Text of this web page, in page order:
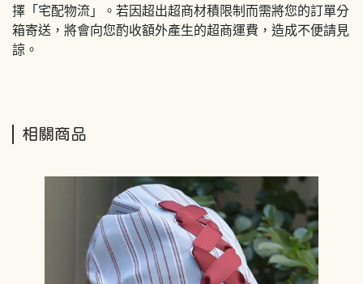
擇「宅配物流」。若因超出超商材積限制而需將您的訂單分
箱寄送，將會向您酌收額外產生的超商運費，造成不便請見
諒。
相關商品